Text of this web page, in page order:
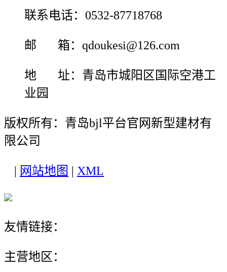
联系电话：0532-87718768
邮 箱：qdoukesi@126.com
地 址：青岛市城阳区国际空港工
业园
版权所有：青岛bjl平台官网新型建材有
限公司
网站地图 XML
友情链接：
主营地区：